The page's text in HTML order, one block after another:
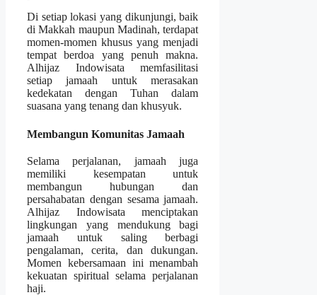
Di setiap lokasi yang dikunjungi, baik
di Makkah maupun Madinah, terdapat
momen-momen khusus yang menjadi
tempat berdoa yang penuh makna.
Alhijaz Indowisata memfasilitasi
setiap jamaah untuk merasakan
kedekatan dengan Tuhan dalam
suasana yang tenang dan khusyuk.
Membangun Komunitas Jamaah
Selama perjalanan, jamaah juga
memiliki kesempatan untuk
membangun hubungan dan
persahabatan dengan sesama jamaah.
Alhijaz Indowisata menciptakan
lingkungan yang mendukung bagi
jamaah untuk saling berbagi
pengalaman, cerita, dan dukungan.
Momen kebersamaan ini menambah
kekuatan spiritual selama perjalanan
haji.